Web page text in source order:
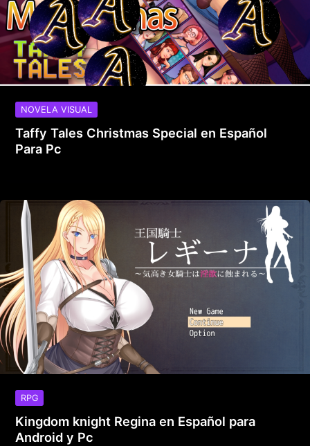
NOVELA VISUAL
Taffy Tales Christmas Special en Español
Para Pc
RPG
Kingdom knight Regina en Español para
Android y Pc